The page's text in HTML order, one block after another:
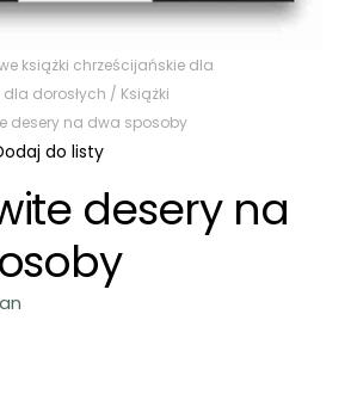
książki chrześcijańskie dla
dla dorosłych / Książki
desery na dwa sposoby
do listy
desery na